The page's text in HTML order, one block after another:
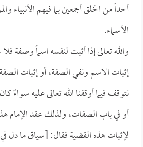
أحداً من الخلق أجمعين بما فيهم الأنبياء
الأسماء.
والله تعالى إذا أثبت لنفسه اسماً وصفة
إثبات الاسم ونفي الصفة، أو إثبات
نتوقف فيما أوقفنا الله تعالى عليه سواءً
أو في باب الصفات، ولذلك عقد الإمام
لإثبات هذه القضية فقال: [سياق ما دل